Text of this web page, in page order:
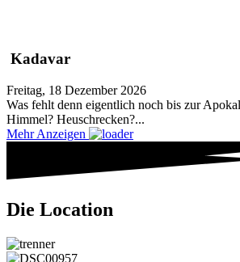
Kadavar
Freitag, 18 Dezember 2026
Was fehlt denn eigentlich noch bis zur
Himmel? Heuschrecken?...
Mehr Anzeigen
Die Location